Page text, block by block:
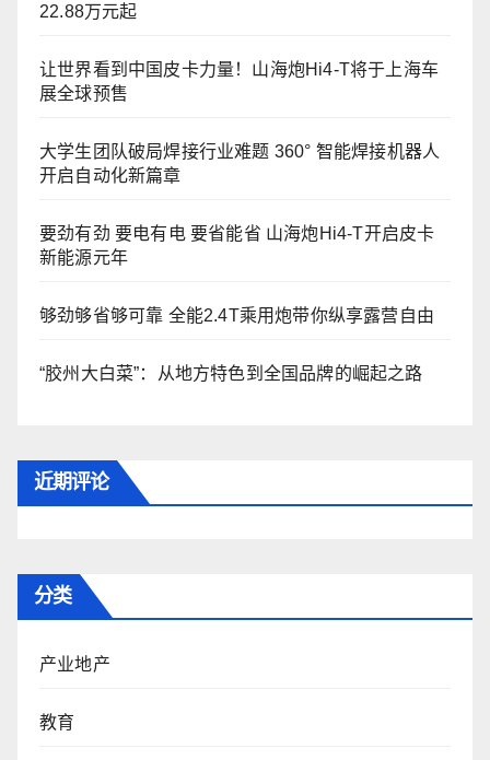
22.88万元起
让世界看到中国皮卡力量！山海炮Hi4-T将于上海车
展全球预售
大学生团队破局焊接行业难题 360° 智能焊接机器人
开启自动化新篇章
要劲有劲 要电有电 要省能省 山海炮Hi4-T开启皮卡
新能源元年
够劲够省够可靠 全能2.4T乘用炮带你纵享露营自由
“胶州大白菜”：从地方特色到全国品牌的崛起之路
近期评论
分类
产业地产
教育